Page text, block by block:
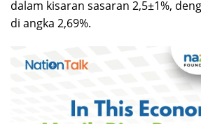
dalam kisaran sasaran 2,5±1%,
di angka 2,69%.